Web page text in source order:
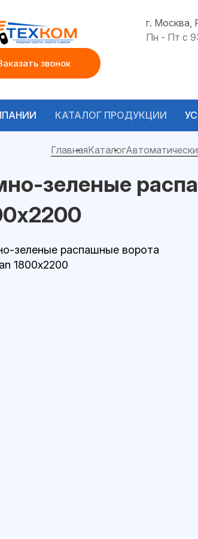
г. Москва,
Пн - Пт с
звонок
КАТАЛОГ ПРОДУКЦИИ
ГлавнаяКаталог
зеленые